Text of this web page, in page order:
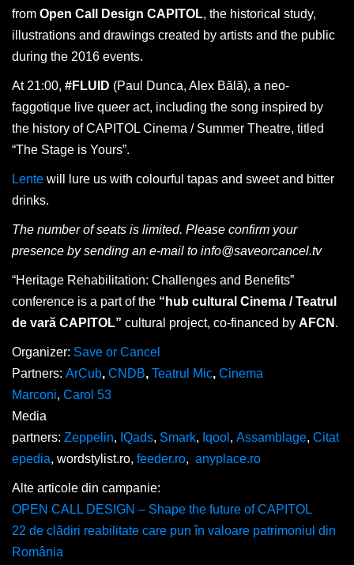
from Open Call Design CAPITOL, the historical study,
illustrations and drawings created by artists and the public
during the 2016 events.
At 21:00, #FLUID (Paul Dunca, Alex Bălă), a neo-
faggotique live queer act, including the song inspired by
the history of CAPITOL Cinema / Summer Theatre, titled
“The Stage is Yours”.
Lente will lure us with colourful tapas and sweet and bitter
drinks.
The number of seats is limited. Please confirm your
presence by sending an e-mail to info@saveorcancel.tv
“Heritage Rehabilitation: Challenges and Benefits”
conference is a part of the “hub cultural Cinema / Teatrul
de vară CAPITOL” cultural project, co-financed by AFCN .
Organizer: Save or Cancel
Partners: ArCub, CNDB, Teatrul Mic, Cinema
Marconi, Carol 53
Media
partners: Zeppelin, IQads, Smark, Iqool , Assamblage, Citat
epedia, wordstylist.ro, feeder.ro, anyplace.ro
Alte articole din campanie:
OPEN CALL DESIGN – Shape the future of CAPITOL
22 de clădiri reabilitate care pun în valoare patrimoniul din
România